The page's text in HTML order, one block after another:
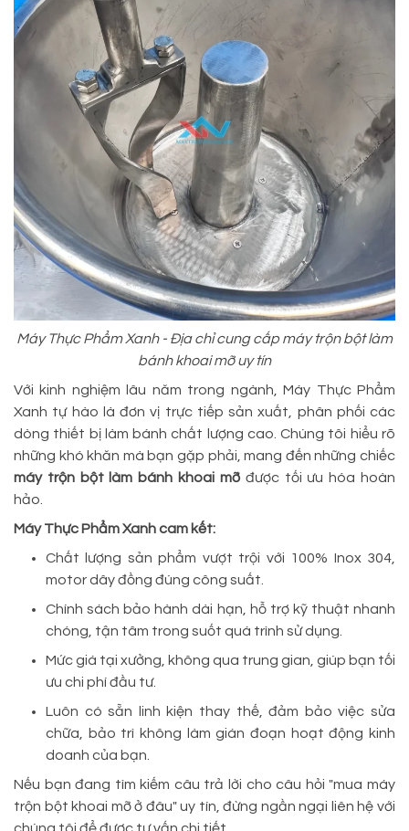
Máy Thực Phẩm Xanh - Địa chỉ cung cấp máy trộn bột làm
bánh khoai mỡ uy tín
Với kinh nghiệm lâu năm trong ngành, Máy Thực Phẩm
Xanh tự hào là đơn vị trực tiếp sản xuất, phân phối các
dòng thiết bị làm bánh chất lượng cao. Chúng tôi hiểu rõ
những khó khăn mà bạn gặp phải, mang đến những chiếc
máy trộn bột làm bánh khoai mỡđược tối ưu hóa hoàn
hảo.
Máy Thực Phẩm Xanh cam kết:
Chất lượng sản phẩm vượt trội với 100% Inox 304,
motor dây đồng đúng công suất.
Chính sách bảo hành dài hạn, hỗ trợ kỹ thuật nhanh
chóng, tận tâm trong suốt quá trình sử dụng.
Mức giá tại xưởng, không qua trung gian, giúp bạn tối
ưu chi phí đầu tư.
Luôn có sẵn linh kiện thay thế, đảm bảo việc sửa
chữa, bảo trì không làm gián đoạn hoạt động kinh
doanh của bạn.
Nếu bạn đang tìm kiếm câu trả lời cho câu hỏi "mua máy
trộn bột khoai mỡ ở đâu" uy tín, đừng ngần ngại liên hệ với